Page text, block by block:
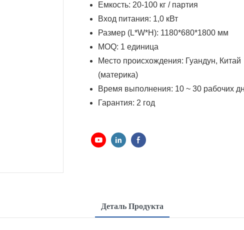
Емкость: 20-100 кг / партия
Вход питания: 1,0 кВт
Размер (L*W*H): 1180*680*1800 мм
MOQ: 1 единица
Место происхождения: Гуандун, Китай
(материка)
Время выполнения: 10 ~ 30 рабочих
Гарантия: 2 год
Деталь Продукта